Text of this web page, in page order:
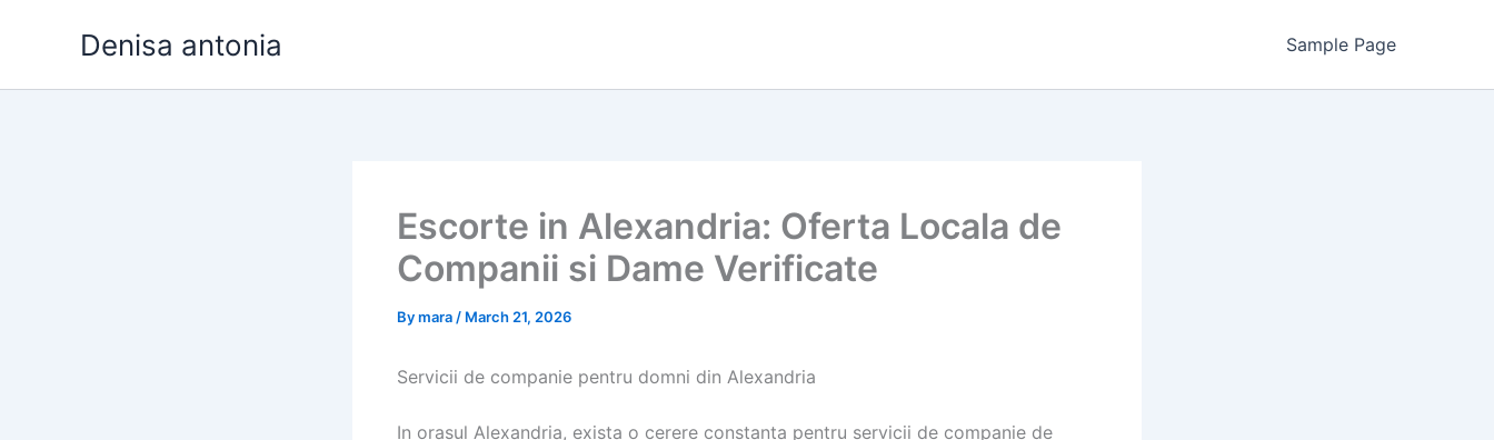
Denisa antonia Sample Page
Escorte in Alexandria: Oferta Locala de
Companii si Dame Verificate
Bymara / March 21, 2026
Servicii de companie pentru domni din Alexandria
In orasul Alexandria, exista o cerere constanta pentru servicii de companie de